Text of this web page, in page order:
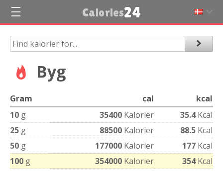
Calories24
Byg
Gram cal
kcal
10 g 35400 Kalorier 35.4Kcal
25 g 88500 Kalorier 88.5 Kcal
50 g 177000 Kalorier 177 Kcal
100 g 354000 Kalorier 354Kcal